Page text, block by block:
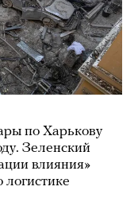
по Харькову
Зеленский
влияния»